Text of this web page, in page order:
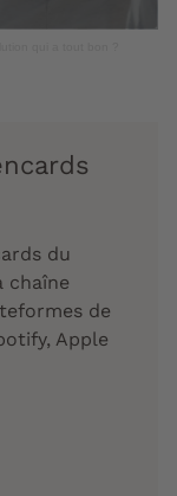
du
chaîne
de
Apple